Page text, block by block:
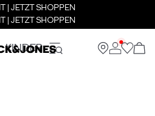
| JETZT SHOPPEN
| JETZT SHOPPEN
KINDER